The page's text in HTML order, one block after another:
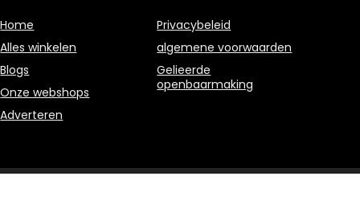
Home
Alles winkelen
Blogs
Onze webshops
Adverteren
Privacybeleid
algemene voorwaarden
Gelieerde
openbaarmaking